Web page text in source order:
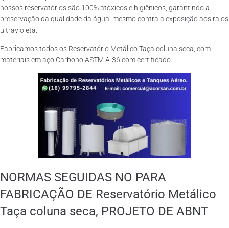
nossos reservatórios são 100% atóxicos e higiênicos, garantindo a
preservação da qualidade da água, mesmo contra a exposição aos raios
ultravioleta.
Fabricamos todos os Reservatório Metálico Taça coluna seca, com
materiais em aço Carbono ASTM A-36 com certificado.
NORMAS SEGUIDAS NO PARA
FABRICAÇÃO DE Reservatório Metálico
Taça coluna seca, PROJETO DE ABNT